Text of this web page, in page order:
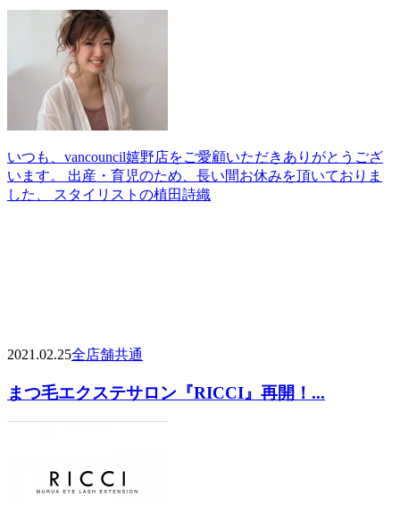
いつも、vancouncil嬉野店をご愛顧いただきありがとうござ
います。 出産・育児のため、長い間お休みを頂いておりま
した、 スタイリストの植田詩織
2021.02.25全店舗共通
まつ毛エクステサロン『RICCI』再開！...